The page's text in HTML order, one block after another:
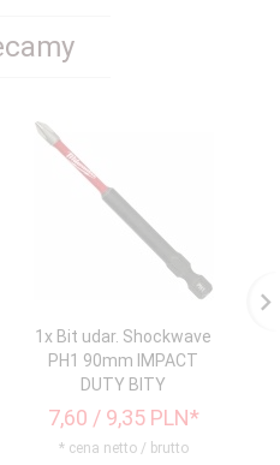
1x Bit udar. Shockwave
PH1 90mm IMPACT
DUTY BITY
7,60 / 9,35 PLN*
* cena netto / brutto